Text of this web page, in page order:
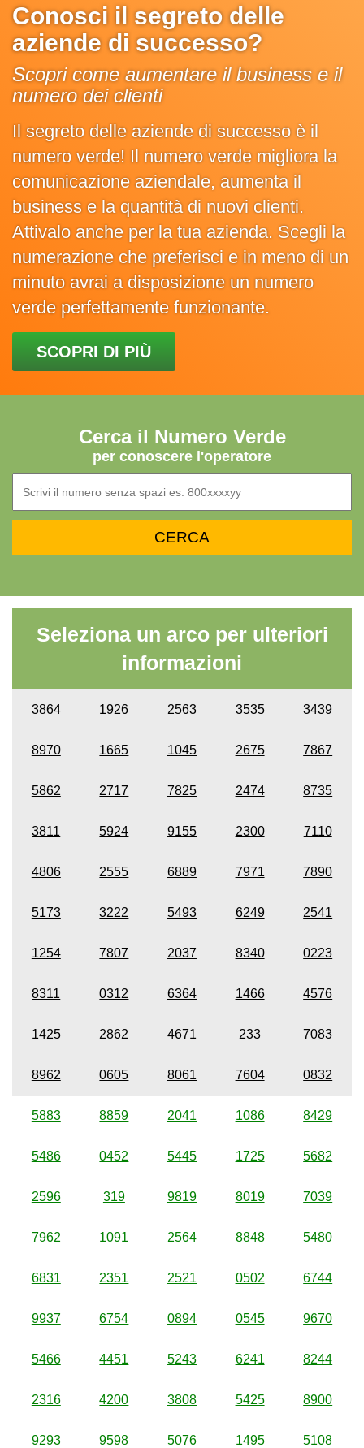
Conosci il segreto delle
aziende di successo?
Scopri come aumentare il business e il
numero dei clienti
Il segreto delle aziende di successo è il
numero verde! Il numero verde migliora la
comunicazione aziendale, aumenta il
business e la quantità di nuovi clienti.
Attivalo anche per la tua azienda. Scegli la
numerazione che preferisci e in meno di un
minuto avrai a disposizione un numero
verde perfettamente funzionante.
SCOPRI DI PIÙ
Cerca il Numero Verde
per conoscere l'operatore
Seleziona un arco per ulteriori
informazioni
3864 1926 2563 3535 3439
8970 1665 1045 2675 7867
5862 2717 7825 2474 8735
3811 5924 9155 2300 7110
4806 2555 6889 7971 7890
5173 3222 5493 6249 2541
1254 7807 2037 8340 0223
8311 0312 6364 1466 4576
1425 2862 4671 233 7083
8962 0605 8061 7604 0832
5883 8859 2041 1086 8429
5486 0452 5445 1725 5682
2596 319 9819 8019 7039
7962 1091 2564 8848 5480
6831 2351 2521 0502 6744
9937 6754 0894 0545 9670
5466 4451 5243 6241 8244
2316 4200 3808 5425 8900
9293 9598 5076 1495 5108